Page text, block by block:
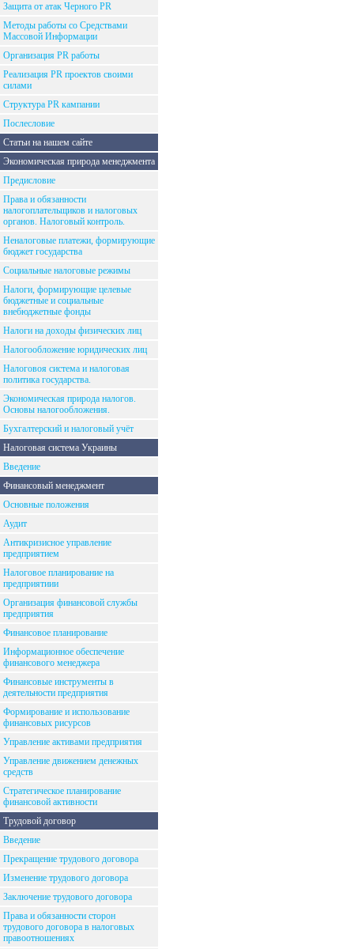
Защита от атак Черного PR
Методы работы со Средствами
Массовой Информации
Организация PR работы
Реализация PR проектов своими
силами
Структура PR кампании
Послесловие
Статьи на нашем сайте
Экономическая природа менеджмента
Предисловие
Права и обязанности
налогоплательщиков и налоговых
органов. Налоговый контроль.
Неналоговые платежи, формирующие
бюджет государства
Социальные налоговые режимы
Налоги, формирующие целевые
бюджетные и социальные
внебюджетные фонды
Налоги на доходы физических лиц
Налогообложение юридических лиц
Налоговоя система и налоговая
политика государства.
Экономическая природа налогов.
Основы налогообложения.
Бухгалтерский и налоговый учёт
Налоговая система Украины
Введение
Финансовый менеджмент
Основные положения
Аудит
Антикризисное управление
предприятием
Налоговое планирование на
предприятиии
Организация финансовой службы
предприятия
Финансовое планирование
Информационное обеспечение
финансового менеджера
Финансовые инструменты в
деятельности предприятия
Формирование и использование
финансовых рисурсов
Управление активами предприятия
Управление движением денежных
средств
Стратегическое планирование
финансовой активности
Трудовой договор
Введение
Прекращение трудового договора
Изменение трудового договора
Заключение трудового договора
Права и обязанности сторон
трудового договора в налоговых
правоотношениях